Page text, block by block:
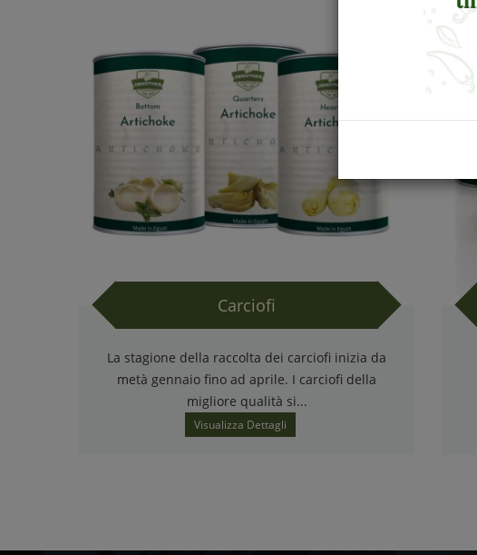
Carciofi
La stagione della raccolta dei carciofi inizia da
metà gennaio fino ad aprile. I carciofi della
migliore qualità si...
Visualizza Dettagli